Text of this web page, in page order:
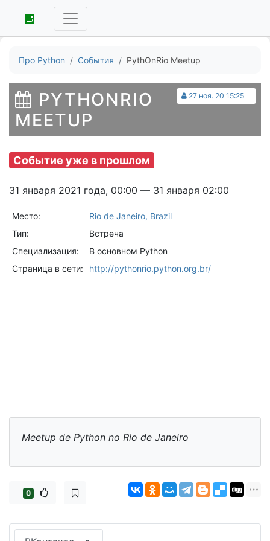
Про Python События PythOnRio Meetup
27 ноя. 20 15:25
PYTHONRIO
MEETUP
Событие уже в прошлом
31 января 2021 года, 00:00 — 31 января 02:00
Место:
Rio de Janeiro, Brazil
Тип:
Встреча
Специализация:
В основном Python
Страница в сети:
http://pythonrio.python.org.br/
Meetup de Python no Rio de Janeiro
0